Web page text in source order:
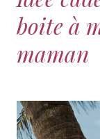
boite à
maman